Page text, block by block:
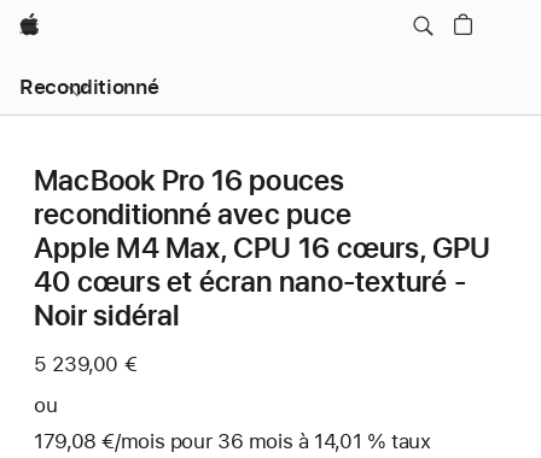
Apple
Reconditionné
MacBook Pro 16 pouces
reconditionné avec puce
Apple M4 Max, CPU 16 cœurs, GPU
40 cœurs et écran nano-texturé -
Noir sidéral
5 239,00 €
ou
179,08 €/mois par
pour 36 mois mois
à 14,01 % taux